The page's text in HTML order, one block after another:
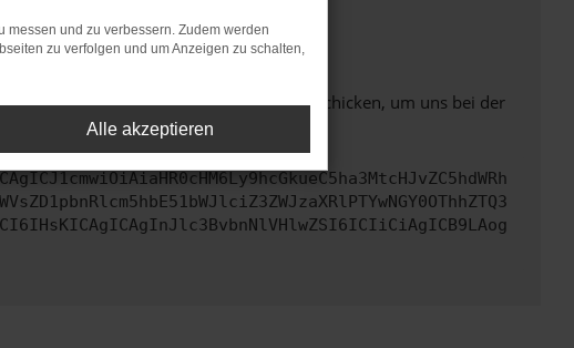
nicht mehr unterstützt werden.
beheben. Du kannst uns diesen Text schicken, um uns bei der
und zu verbessern. Zudem werden
zu verfolgen und um Anzeigen zu schalten,
Alle akzeptieren